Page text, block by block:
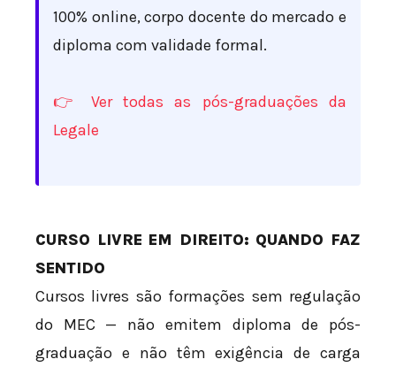
100% online, corpo docente do mercado e
diploma com validade formal.
👉 Ver todas as pós-graduações da
Legale
CURSO LIVRE EM DIREITO: QUANDO FAZ
SENTIDO
Cursos livres são formações sem regulação
do MEC — não emitem diploma de pós-
graduação e não têm exigência de carga